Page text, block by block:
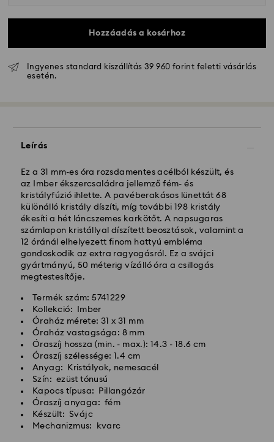
Hozzáadás a kosárhoz
Ingyenes standard kiszállítás 39 960 forint feletti vásárlás
esetén.
Leírás
Ez a 31 mm-es óra rozsdamentes acélból készült, és
az Imber ékszercsaládra jellemző fém- és
kristályfúzió ihlette. A pavéberakásos lünettát 68
különálló kristály díszíti, míg további 198 kristály
ékesíti a hét láncszemes karkötőt. A napsugaras
számlapon kristállyal díszített beosztások, valamint a
12 óránál elhelyezett finom hattyú embléma
gondoskodik az extra ragyogásról. Ez a svájci
gyártmányú, 50 méterig vízálló óra a csillogás
megtestesítője.
Termék szám: 5741229
Kollekció: Imber
Óraház mérete: 31 x 31 mm
Óraház vastagsága: 8 mm
Óraszíj hossza (min. - max.): 14.3 - 18.6 cm
Óraszíj szélessége: 1.4 cm
Anyag: Kristályok, nemesacél
Szín: ezüst tónusú
Kapocs típusa: Pillangózár
Óraszíj anyaga: fém
Készült: Svájc
Mechanizmus: kvarc
Hagyományos szállítás - GLS
A hétfőtől péntekig 10:00 óráig leadott
megrendeléseket még aznap dolgozzuk fel majd
szállítjuk ki.
Hagyományos kiszállítási: 3 munkanap a feldolgozás
és a szállítás után
Hagyományos kiszállítási költség: HUF 2'000
Ingyenes kiszállítás a rendelések felett: HUF 39 960
Expressz kiszállítási -
A hétfőtől péntekig, CET 14:30 óráig leadott
megrendeléseket még aznap feldolgozzuk és
kiszállítjuk.
Expressz szállítási idő: 1 munkanap a feldolgozás és a
szállítás után
Expressz szállítási költség: HUF 7'200
A Swarovski nem szállít postafiókokba vagy APO-